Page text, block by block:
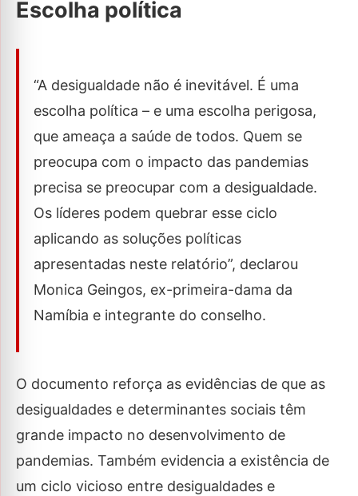
Escolha política
“A desigualdade não é inevitável. É uma
escolha política – e uma escolha perigosa,
que ameaça a saúde de todos. Quem se
preocupa com o impacto das pandemias
precisa se preocupar com a desigualdade.
Os líderes podem quebrar esse ciclo
aplicando as soluções políticas
apresentadas neste relatório”, declarou
Monica Geingos, ex-primeira-dama da
Namíbia e integrante do conselho.
O documento reforça as evidências de que as
desigualdades e determinantes sociais têm
grande impacto no desenvolvimento de
pandemias. Também evidencia a existência de
um ciclo vicioso entre desigualdades e